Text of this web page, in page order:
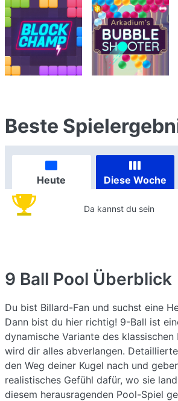
Beste
Heute Diese Woche
Da kannst du sein
9 Ball Pool Überblick
Du bist Billard-Fan und suchst eine
Dann bist du hier richtig! 9-Ball ist
dynamische Variante des
wird dir alles abverlangen.
den Weg deiner Kugel nach und
realistisches Gefühl dafür, wo sie
diesem herausragenden Pool-Spiel